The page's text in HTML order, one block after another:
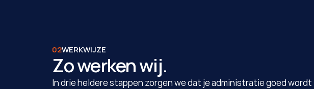
WERKWIJZE
02
Zo werken wij.
In drie heldere stappen zorgen we dat je administratie goed wordt